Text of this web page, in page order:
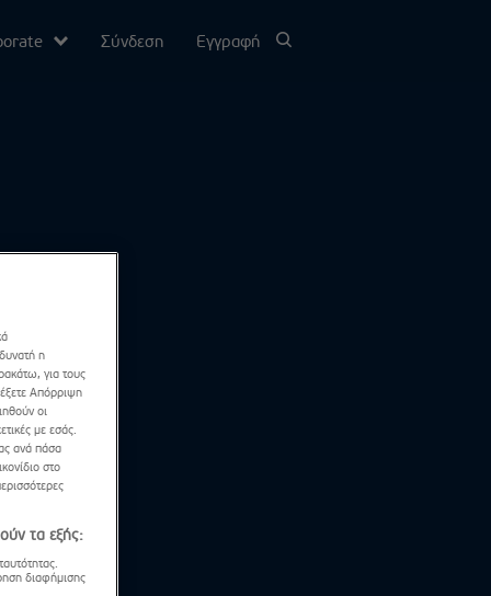
Σύνδεση Εγγραφή
η
για τους
Απόρριψη
οι
με εσάς.
ανά πάσα
στο
τα εξής:
διαφήμισης